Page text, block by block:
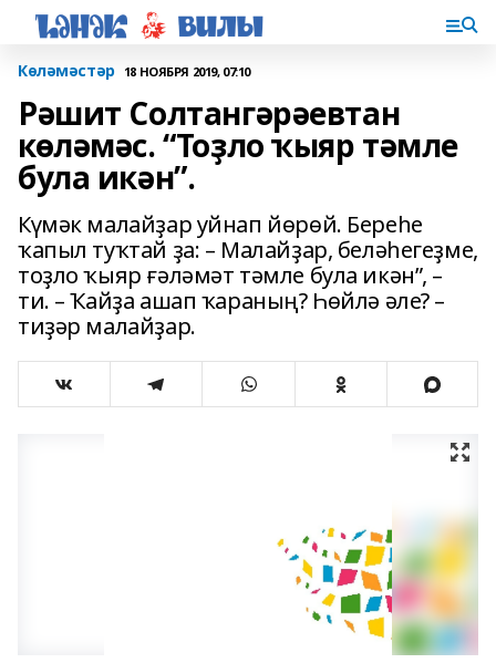
Көләмәстәр 18 НОЯБРЯ 2019, 07:10
Рәшит Солтангәрәевтан
көләмәс. “Тоҙло ҡыяр тәмле
була икән”.
Күмәк малайҙар уйнап йөрөй. Береһе
ҡапыл туҡтай ҙа: – Малайҙар, беләһегеҙме,
тоҙло ҡыяр ғәләмәт тәмле була икән”, –
ти. – Ҡайҙа ашап ҡараның? Һөйлә әле? –
тиҙәр малайҙар.